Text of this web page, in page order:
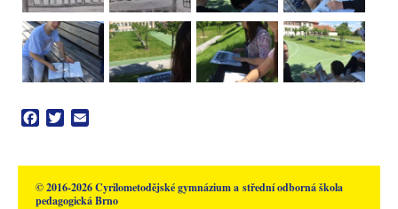
Facebook
Twitter
© 2016-2026 Cyrilometodějské gymnázium a střední odborná škola
pedagogická Brno